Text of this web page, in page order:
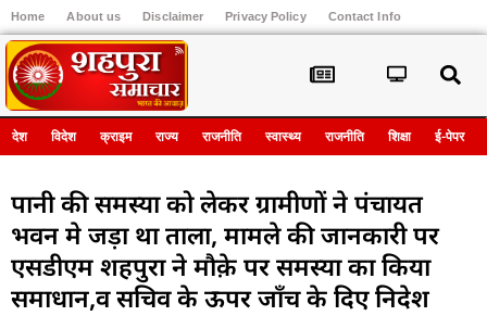
Home About us Disclaimer Privacy Policy Contact Info
देश विदेश क्राइम राज्य राजनीति स्वास्थ्य राजनीति शिक्षा ई-पेपर
पानी की समस्या को लेकर ग्रामीणों ने पंचायत
भवन मे जड़ा था ताला, मामले की जानकारी पर
एसडीएम शहपुरा ने मौक़े पर समस्या का किया
समाधान,व सचिव के ऊपर जाँच के दिए निदेश